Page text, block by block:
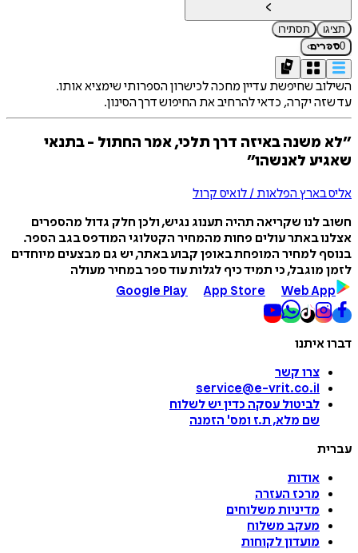
תציגו
תסתירו
0ספרים›
השילוב שחיפשת עדיין מחכה לכישרון הספרותי שימציא אותו.
עד שזה יקרה, כדאי להרחיב את החיפוש דרך הסינון.
״לא משנה באיזה דרך תלכי, אמר החתול - בתנאי
שאגיע לאנשהו״
אליס בארץ הפלאות / לואיס קרול
חשוב לנו שקריאה תהיה תענוג נגיש, ולכן חלק גדול מהספרים
אצלנו באתר עולים פחות מהמחיר הקטלוגי המודפס בגב הספר.
בנוסף למחיר המופחת באופן קבוע באתר, יש גם מבצעים מיוחדים
לזמן מוגבל, כי תמיד כיף לגלות עוד ספר במחיר מעולה
Google Play
App Store Web App
דברו איתנו
צרו קשר
service@e-vrit.co.il
לביטול עסקה כדין יש לשלוח
שם מלא, ת.ז ומס' הזמנה
עברית
אודות
מרכז העזרה
מדיניות משלוחים
מעקב משלוח
מועדון לקוחות